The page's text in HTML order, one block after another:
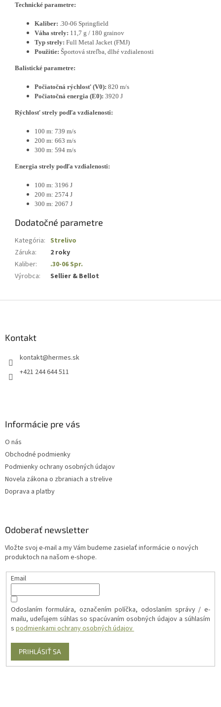
Technické parametre:
Kaliber: .30-06 Springfield
Váha strely: 11,7 g / 180 grainov
Typ strely: Full Metal Jacket (FMJ)
Použitie: Športová streľba, dlhé vzdialenosti
Balistické parametre:
Počiatočná rýchlosť (V0): 820 m/s
Počiatočná energia (E0): 3920 J
Rýchlosť strely podľa vzdialenosti:
100 m: 739 m/s
200 m: 663 m/s
300 m: 594 m/s
Energia strely podľa vzdialenosti:
100 m: 3196 J
200 m: 2574 J
300 m: 2067 J
Dodatočné parametre
Kategória: Strelivo
Záruka:
2 roky
Kaliber:
.30-06 Spr.
Výrobca: Sellier & Bellot
Kontakt
kontakt@hermes.sk
+421 244 644 511
Informácie pre vás
O nás
Obchodné podmienky
Podmienky ochrany osobných údajov
Novela zákona o zbraniach a strelive
Doprava a platby
Odoberať newsletter
Vložte svoj e-mail a my Vám budeme zasielať informácie o nových
produktoch na našom e-shope.
Email
Odoslaním formulára, označením políčka, odoslaním správy / e-
mailu, udeľujem súhlas so spacúvaním osobných údajov a súhlasím
s podmienkami ochrany osobných údajov
PRIHLÁSIŤ SA